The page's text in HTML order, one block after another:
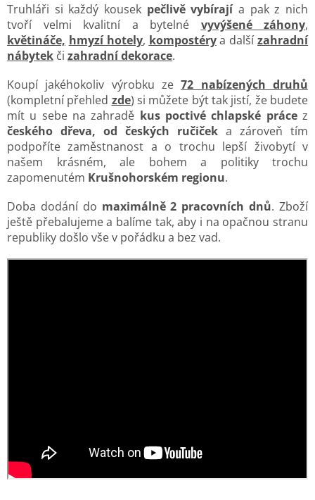
Truhláři si každý kousek pečlivě vybírajía pak z nich
tvoří velmi kvalitní a bytelné vyvýšené záhony,
květináče, hmyzí hotely, kompostérya dalšízahradní
nábytek či zahradní dekorace.
Koupí jakéhokoliv výrobku ze72 nabízených druhů
(kompletní přehled zde) si můžete být tak jistí, že budete
mít u sebe na zahradě kus poctivé chlapské prácez
českého dřeva, od českých ručiček a zároveň tím
podpoříte zaměstnanost a o trochu lepší živobytí v
našem krásném, ale bohem a politiky trochu
zapomenutém Krušnohorském regionu.
Doba dodání do maximálně 2 pracovních dnů. Zboží
ještě přebalujeme a balíme tak, aby i na opačnou stranu
republiky došlo vše v pořádku a bez vad.